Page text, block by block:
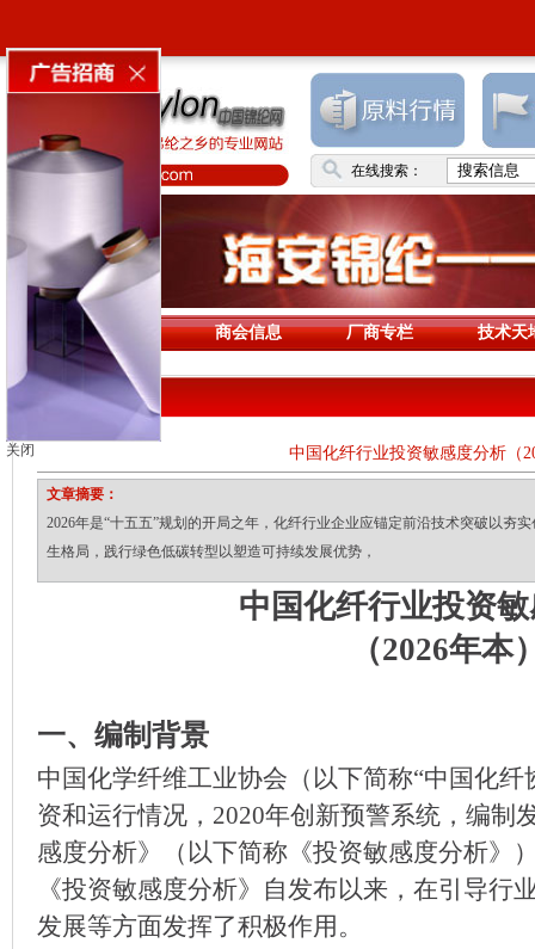
在线搜索：
首页 商会信息 厂商专栏 技术天
商会动态
中国化纤行业投资敏感度分析（
文章摘要：
2026年是“十五五”规划的开局之年，化纤行业企业应锚定前沿技术突破以夯
生格局，践行绿色低碳转型以塑造可持续发展优势，
中国化纤行业投资
（2026年本
一、编制背景
中国化学纤维工业协会（以下简称“中国化
资和运行情况，2020年创新预警系统，编制
感度分析》（以下简称《投资敏感度分析》
《投资敏感度分析》自发布以来，在引导行
发展等方面发挥了积极作用。
关闭